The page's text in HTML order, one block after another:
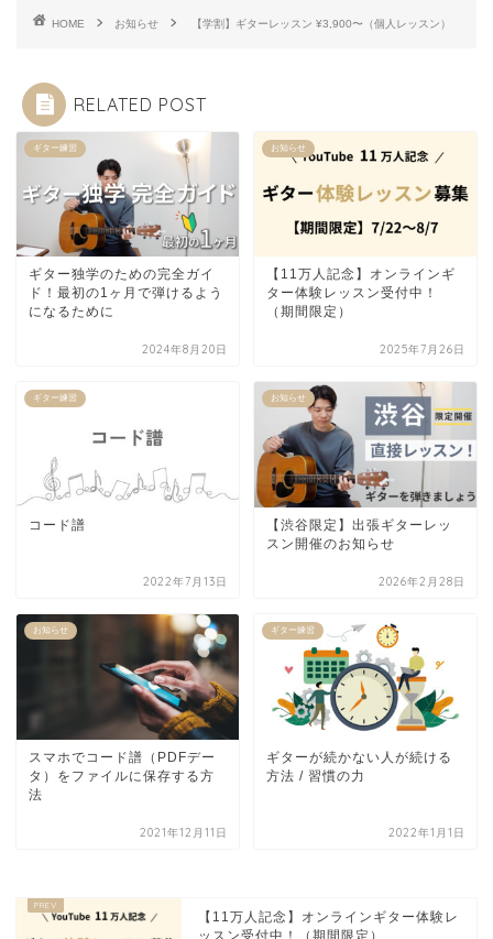
HOME お知らせ 【学割】ギターレッスン ¥3,900〜（個人レッスン）
RELATED POST
ギター練習
ギター独学のための完全ガイ
ド！最初の1ヶ月で弾けるよう
になるために
2024年8月20日
お知らせ
【11万人記念】オンラインギ
ター体験レッスン受付中！
（期間限定）
2025年7月26日
ギター練習
コード譜
2022年7月13日
お知らせ
【渋谷限定】出張ギターレッ
スン開催のお知らせ
2026年2月28日
お知らせ
スマホでコード譜（PDFデー
タ）をファイルに保存する方
法
2021年12月11日
ギター練習
ギターが続かない人が続ける
方法 / 習慣の力
2022年1月1日
【11万人記念】オンラインギター体験レ
ッスン受付中！（期間限定）